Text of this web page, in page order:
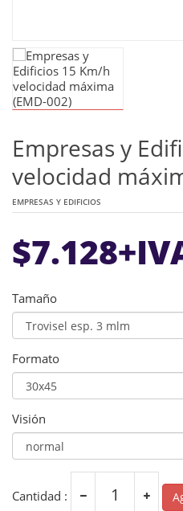
Empresas y
velocidad
EMPRESAS Y EDIFICIOS
$7.128
Tamaño
Formato
Visión
Cantidad :